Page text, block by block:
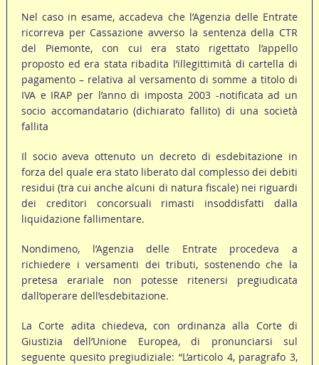
Nel caso in esame, accadeva che l’Agenzia delle Entrate
ricorreva per Cassazione avverso la sentenza della CTR
del Piemonte, con cui era stato rigettato l’appello
proposto ed era stata ribadita l’illegittimità di cartella di
pagamento – relativa al versamento di somme a titolo di
IVA e IRAP per l’anno di imposta 2003 -notificata ad un
socio accomandatario (dichiarato fallito) di una società
fallita
Il socio aveva ottenuto un decreto di esdebitazione in
forza del quale era stato liberato dal complesso dei debiti
residui (tra cui anche alcuni di natura fiscale) nei riguardi
dei creditori concorsuali rimasti insoddisfatti dalla
liquidazione fallimentare.
Nondimeno, l’Agenzia delle Entrate procedeva a
richiedere i versamenti dei tributi, sostenendo che la
pretesa erariale non potesse ritenersi pregiudicata
dall’operare dell’esdebitazione.
La Corte adita chiedeva, con ordinanza alla Corte di
Giustizia dell’Unione Europea, di pronunciarsi sul
seguente quesito pregiudiziale: “L’articolo 4, paragrafo 3,